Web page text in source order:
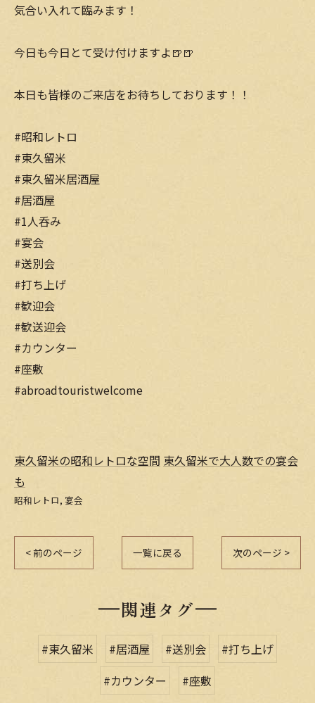
気合い入れて臨みます！
今日も今日とて受け付けますよ🍺🍺
本日も皆様のご来店をお待ちしております！！
#昭和レトロ
#東久留米
#東久留米居酒屋
#居酒屋
#1人呑み
#宴会
#送別会
#打ち上げ
#歓迎会
#歓送迎会
#カウンター
#座敷
#abroadtouristwelcome
東久留米の昭和レトロな空間 東久留米で大人数での宴会
も
昭和レトロ 宴会
< 前のページ 一覧に戻る 次のページ >
関連タグ
#東久留米 #居酒屋 #送別会
#打ち上げ
#カウンター
#座敷